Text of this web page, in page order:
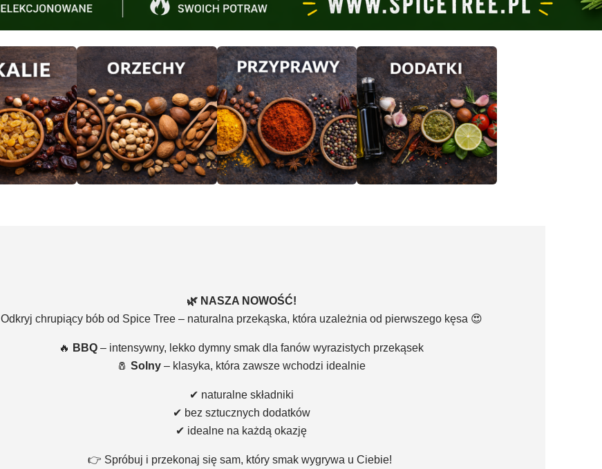
🌿 NASZA NOWOŚĆ!
Odkryj chrupiący bób od Spice Tree – naturalna przekąska, która uzależnia od pierwszego kęsa 😍
🔥 BBQ – intensywny, lekko dymny smak dla fanów wyrazistych przekąsek
🧂 Solny – klasyka, która zawsze wchodzi idealnie
✔ naturalne składniki
✔ bez sztucznych dodatków
✔ idealne na każdą okazję
👉 Spróbuj i przekonaj się sam, który smak wygrywa u Ciebie!